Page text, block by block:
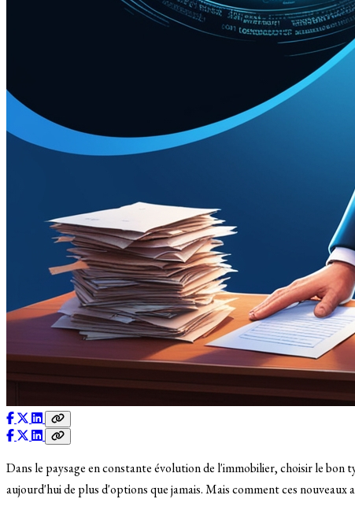
Dans le paysage en constante évolution de l'immobilier, choisir le
aujourd'hui de plus d'options que jamais. Mais comment ces